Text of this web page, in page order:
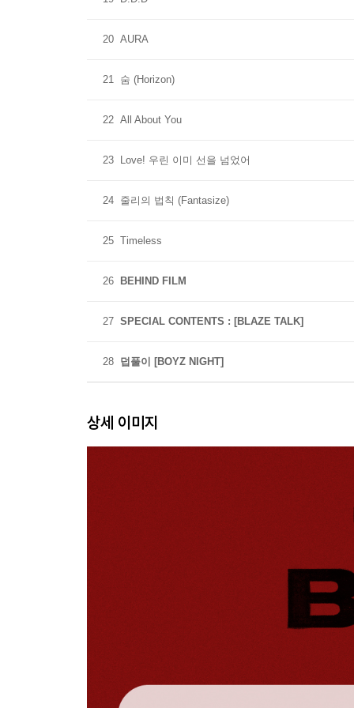
20 AURA
21 숨 (Horizon)
22 All About You
23 Love! 우린 이미 선을 넘었어
24 줄리의 법칙 (Fantasize)
25 Timeless
26 BEHIND FILM
27 SPECIAL CONTENTS : [BLAZE TALK]
28 덥풀이 [BOYZ NIGHT]
상세 이미지